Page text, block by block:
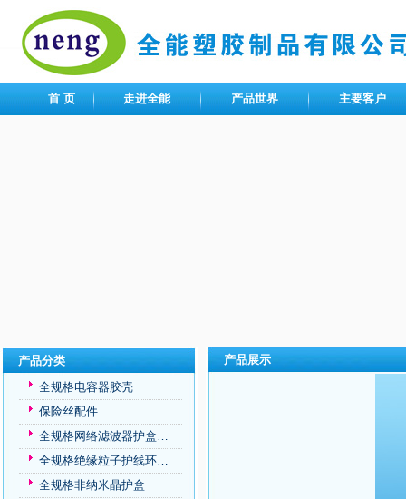
首 页 走进全能 产品世界 主要客户
产品分类
全规格电容器胶壳
保险丝配件
全规格网络滤波器护盒…
全规格绝缘粒子护线环…
全规格非纳米晶护盒
产品展示